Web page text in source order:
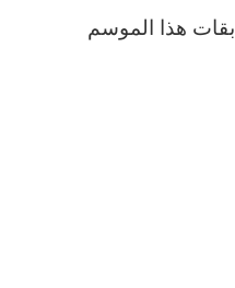
هذا الموسم